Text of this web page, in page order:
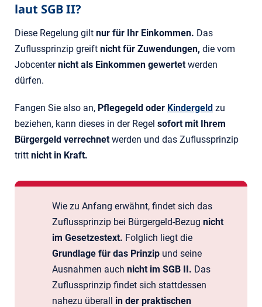
laut SGB II?
Diese Regelung gilt nur für Ihr Einkommen. Das
Zuflussprinzip greift nicht für Zuwendungen, die vom
Jobcenternicht als Einkommen gewertetwerden
dürfen.
Fangen Sie also an, Pflegegeld oder Kindergeld zu
beziehen, kann dieses in der Regel sofort mit Ihrem
Bürgergeld verrechnetwerden und das Zuflussprinzip
tritt nicht in Kraft.
Wie zu Anfang erwähnt, findet sich das
Zuflussprinzip bei Bürgergeld-Bezug nicht
im Gesetzestext. Folglich liegt die
Grundlage für das Prinzip und seine
Ausnahmen auch nicht im SGB II. Das
Zuflussprinzip findet sich stattdessen
nahezu überall in der praktischen